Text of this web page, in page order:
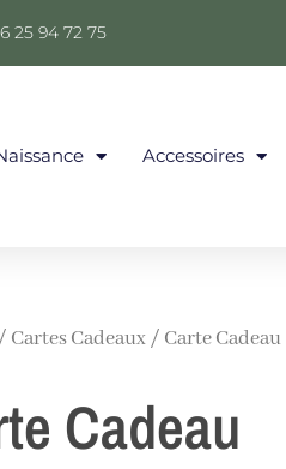
25 94 72 75
Accessoires
/ Cartes Cadeaux / Carte Cadeau
Cadeau